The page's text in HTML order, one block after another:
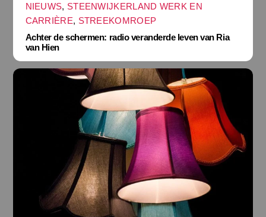
NIEUWS, STEENWIJKERLAND WERK EN
CARRIÈRE, STREEKOMROEP
Achter de schermen: radio veranderde leven van Ria
van Hien